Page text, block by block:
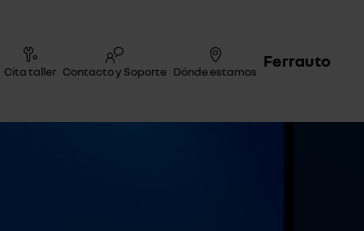
Cita taller Contacto y Soporte Dónde estamos
Ferrauto